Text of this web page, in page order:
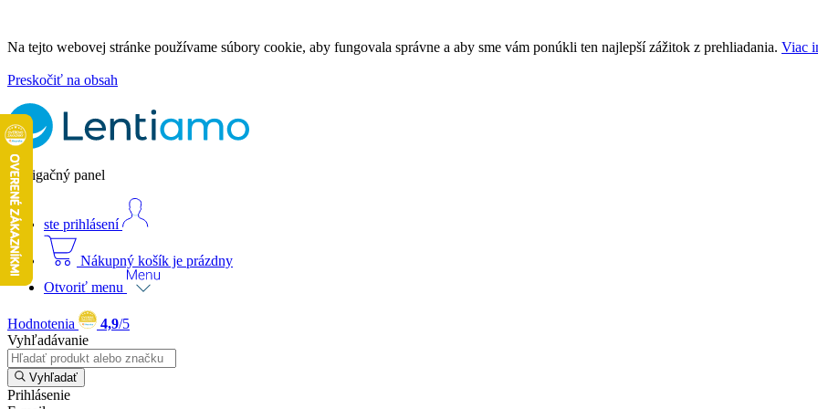
Na tejto webovej stránke používame súbory cookie, aby fungovala správne a aby sme vám ponúkli ten najlepší zážitok z prehliadania. Viac
Preskočiť na obsah
Navigačný panel
ste prihlásení
Nákupný košík je prázdny
Otvoriť menu
Hodnotenia 4,9/5
Vyhľadávanie
Vyhľadať
Prihlásenie